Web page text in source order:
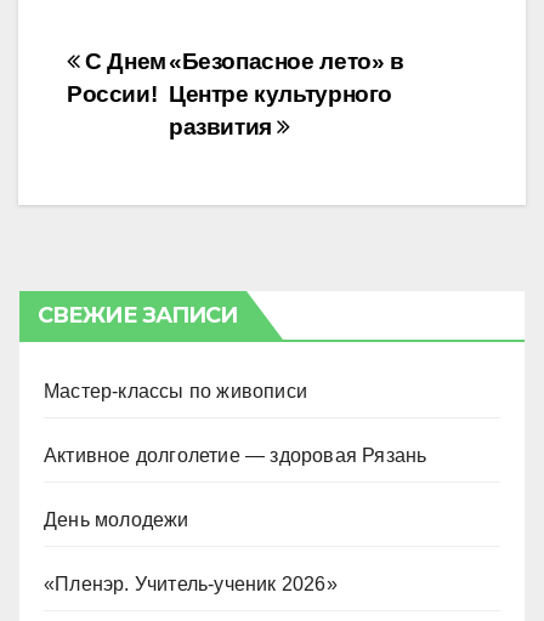
«Безопасное лето» в
Центре культурного
развития
С Днем
России!
СВЕЖИЕ ЗАПИСИ
Мастер-классы по живописи
Активное долголетие — здоровая Рязань
День молодежи
«Пленэр. Учитель-ученик 2026»